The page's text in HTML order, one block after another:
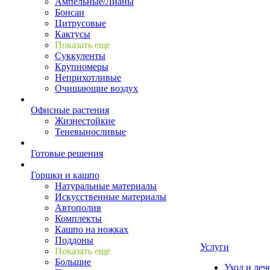
Бонсаи
Цитрусовые
Кактусы
Показать еще
Суккуленты
Крупномеры
Неприхотливые
Очищающие воздух
Офисные растения
Жизнестойкие
Теневыносливые
Готовые решения
Горшки и кашпо
Натуральные материалы
Искусственные материалы
Автополив
Комплекты
Кашпо на ножках
Поддоны
Показать еще
Большие
Услуги
Уход и